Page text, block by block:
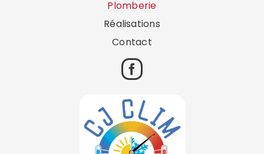
Plomberie
Réalisations
Contact